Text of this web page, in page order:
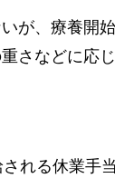
が、療養開
さなどに応
れる休業手当